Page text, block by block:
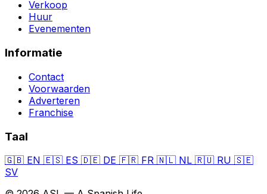
Verkoop
Huur
Evenementen
Informatie
Contact
Voorwaarden
Adverteren
Franchise
Taal
🇬🇧 EN 🇪🇸 ES 🇩🇪 DE 🇫🇷 FR 🇳🇱 NL 🇷🇺 RU 🇸🇪
SV